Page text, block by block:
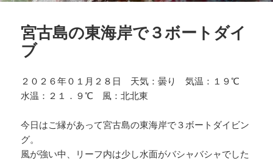
宮古島の東海岸で３ボートダイ
ブ
２０２６年０１月２８日 天気：曇り 気温：１９℃
水温：２１．９℃ 風：北北東
今日はご縁があって宮古島の東海岸で３ボートダイビン
グ。
風が強い中、リーフ内は少し水面がバシャバシャでした